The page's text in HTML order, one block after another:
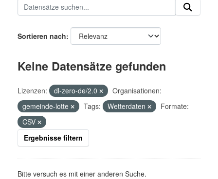
Sortieren nach
Keine Datensätze gefunden
Lizenzen: dl-zero-de/2.0
Organisationen:
gemeinde-lotte
Tags: Wetterdaten
Formate:
CSV
Ergebnisse filtern
Bitte versuch es mit einer anderen Suche.